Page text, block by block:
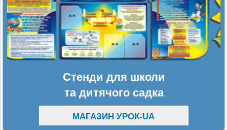
Стенди для школи
та дитячого садка
МАГАЗИН УРОК-UA